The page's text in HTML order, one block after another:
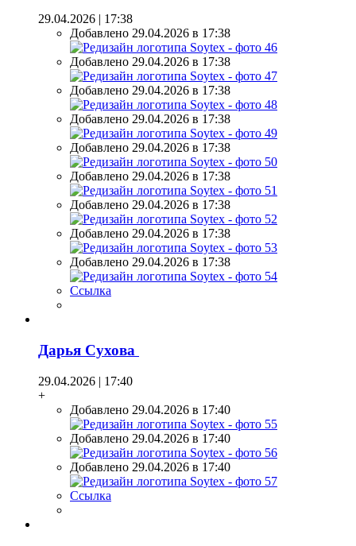
29.04.2026 | 17:38
Добавлено 29.04.2026 в 17:38
Добавлено 29.04.2026 в 17:38
Добавлено 29.04.2026 в 17:38
Добавлено 29.04.2026 в 17:38
Добавлено 29.04.2026 в 17:38
Добавлено 29.04.2026 в 17:38
Добавлено 29.04.2026 в 17:38
Добавлено 29.04.2026 в 17:38
Добавлено 29.04.2026 в 17:38
Ссылка
Дарья Сухова
29.04.2026 | 17:40
+
Добавлено 29.04.2026 в 17:40
Добавлено 29.04.2026 в 17:40
Добавлено 29.04.2026 в 17:40
Ссылка